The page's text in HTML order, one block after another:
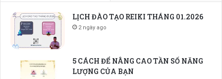
LỊCH ĐÀO TẠO REIKI THÁNG 01.2026
2 ngày ago
5 CÁCH ĐỂ NÂNG CAO TẦN SỐ NĂNG
LƯỢNG CỦA BẠN